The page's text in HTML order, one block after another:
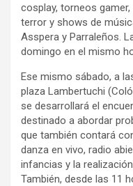
cosplay, torneos
terror y shows de
Asspera y Parraleños.
domingo en el mismo
Ese mismo sábado, a
plaza Lambertuchi
se desarrollará el
destinado a abordar
que también contará
danza en vivo, radio
infancias y la
También, desde las 11